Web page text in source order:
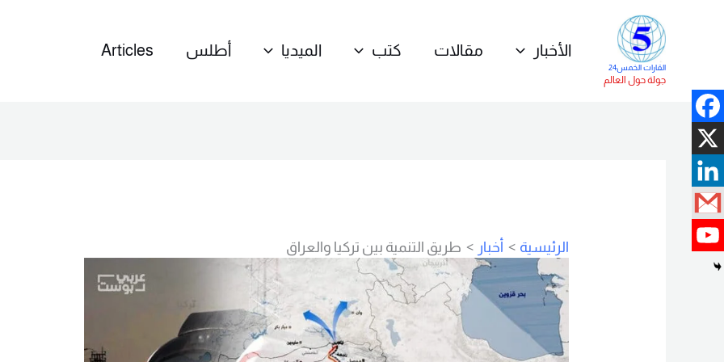
القارات الخمس24
جولة حول العالم
الأخبار مقالات كتب الميديا أطلس Articles
الرئيسية أخبار طريق التنمية بين تركيا والعراق